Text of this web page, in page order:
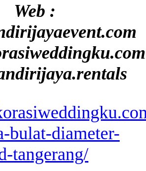
Web :
bulat-diameter-
tangerang/